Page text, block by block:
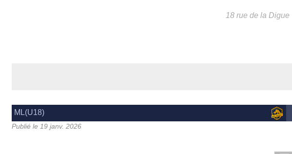
18 rue de la Digue
ML(U18)
Publié le 19 janv. 2026